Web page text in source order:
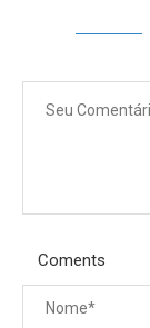
Coments